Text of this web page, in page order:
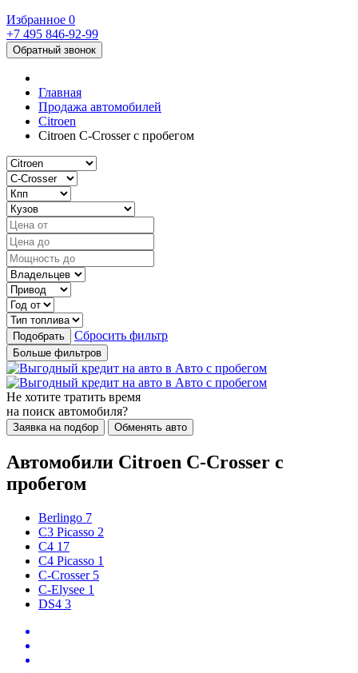
Избранное 0
+7 495 846-92-99
Обратный звонок
Главная
Продажа автомобилей
Citroen
Citroen C-Crosser с пробегом
Подобрать Сбросить фильтр
Больше фильтров
Не хотите тратить время
на поиск автомобиля?
Заявка на подбор Обменять авто
Автомобили Citroen C-Crosser с
пробегом
Berlingo 7
C3 Picasso 2
C4 17
C4 Picasso 1
C-Crosser 5
C-Elysee 1
DS4 3